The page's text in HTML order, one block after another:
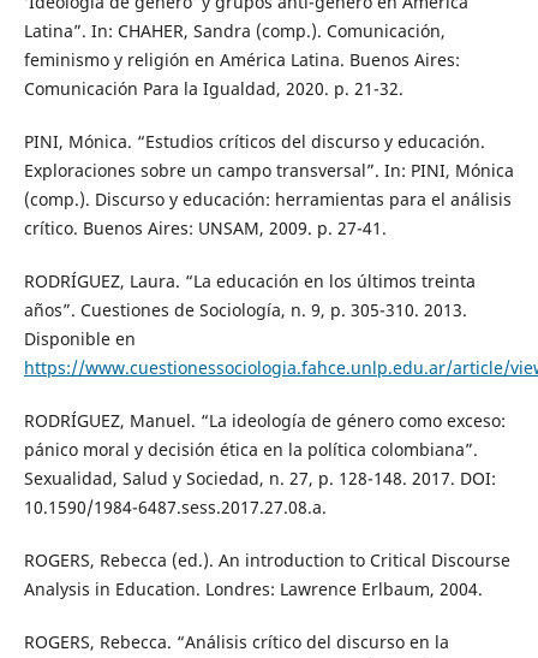
Latina”. In: CHAHER, Sandra (comp.). Comunicación,
feminismo y religión en América Latina. Buenos Aires:
Comunicación Para la Igualdad, 2020. p. 21-32.
PINI, Mónica. “Estudios críticos del discurso y educación.
Exploraciones sobre un campo transversal”. In: PINI, Mónica
(comp.). Discurso y educación: herramientas para el análisis
crítico. Buenos Aires: UNSAM, 2009. p. 27-41.
RODRÍGUEZ, Laura. “La educación en los últimos treinta
años”. Cuestiones de Sociología, n. 9, p. 305-310. 2013.
Disponible en
https://www.cuestionessociologia.fahce.unlp.edu.ar/article/
RODRÍGUEZ, Manuel. “La ideología de género como exceso:
pánico moral y decisión ética en la política colombiana”.
Sexualidad, Salud y Sociedad, n. 27, p. 128-148. 2017. DOI:
10.1590/1984-6487.sess.2017.27.08.a.
ROGERS, Rebecca (ed.). An introduction to Critical Discourse
Analysis in Education. Londres: Lawrence Erlbaum, 2004.
ROGERS, Rebecca. “Análisis crítico del discurso en la